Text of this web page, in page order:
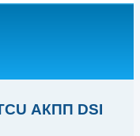
АКПП DSI